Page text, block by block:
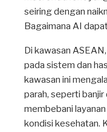
seiring dengan
Bagaimana AI
Di kawasan
pada sistem dan
kawasan ini
parah, seperti
membebani
kondisi kesehatan.